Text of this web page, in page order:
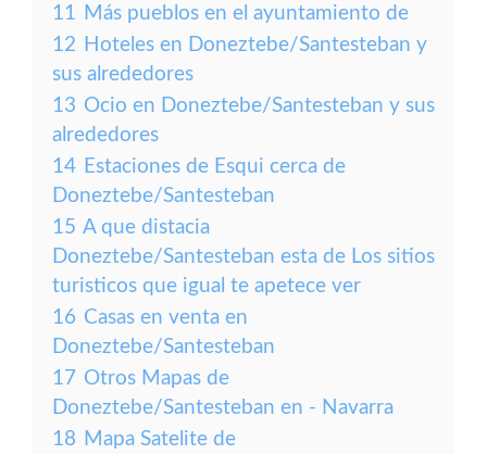
11 Más pueblos en el ayuntamiento de
12 Hoteles en Doneztebe/Santesteban y
sus alrededores
13 Ocio en Doneztebe/Santesteban y sus
alrededores
14 Estaciones de Esqui cerca de
Doneztebe/Santesteban
15 A que distacia
Doneztebe/Santesteban esta de Los sitios
turisticos que igual te apetece ver
16 Casas en venta en
Doneztebe/Santesteban
17 Otros Mapas de
Doneztebe/Santesteban en - Navarra
18 Mapa Satelite de